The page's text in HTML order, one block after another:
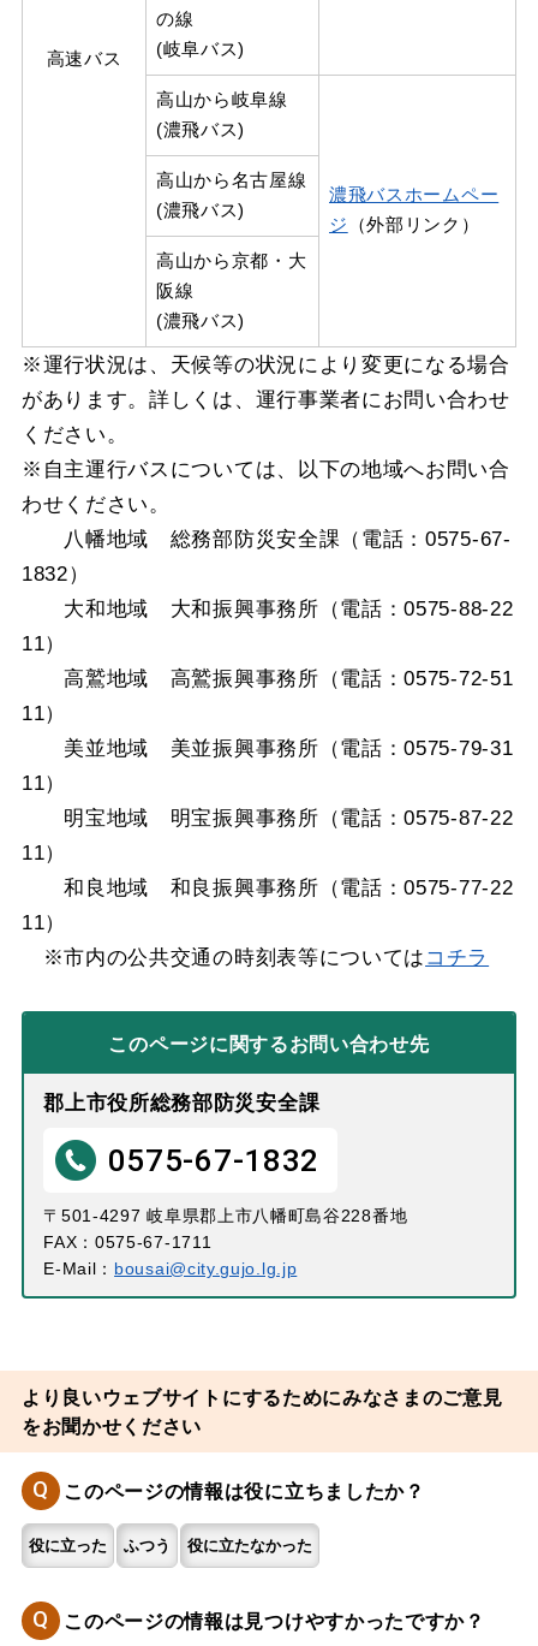
高速バス
の線
(岐阜バス)
高山から岐阜線
(濃飛バス)
濃飛バスホームペー
ジ
（外部リンク）
高山から名古屋線
(濃飛バス)
高山から京都・大
阪線
(濃飛バス)
※運行状況は、天候等の状況により変更になる場合
があります。詳しくは、運行事業者にお問い合わせ
ください。
※自主運行バスについては、以下の地域へお問い合
わせください。
八幡地域 総務部防災安全課（電話：0575-67-
1832）
大和地域 大和振興事務所（電話：0575-88-22
11）
高鷲地域 高鷲振興事務所（電話：0575-72-51
11）
美並地域 美並振興事務所（電話：0575-79-31
11）
明宝地域 明宝振興事務所（電話：0575-87-22
11）
和良地域 和良振興事務所（電話：0575-77-22
11）
※市内の公共交通の時刻表等については コチラ
このページに関するお問い合わせ先
郡上市役所総務部防災安全課
0575-67-1832
〒501-4297 岐阜県郡上市八幡町島谷228番地
FAX：0575-67-1711
E-Mail： bousai@city.gujo.lg.jp
より良いウェブサイトにするためにみなさまのご意見
をお聞かせください
Q このページの情報は役に立ちましたか？
役に立った ふつう 役に立たなかった
Q このページの情報は見つけやすかったですか？